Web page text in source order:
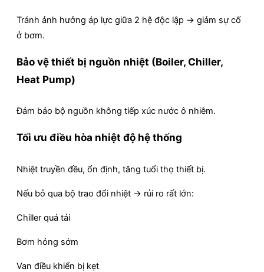
Tránh ảnh hưởng áp lực giữa 2 hệ độc lập → giảm sự cố
ở bơm.
Bảo vệ thiết bị nguồn nhiệt (Boiler, Chiller,
Heat Pump)
Đảm bảo bộ nguồn không tiếp xúc nước ô nhiễm.
Tối ưu điều hòa nhiệt độ hệ thống
Nhiệt truyền đều, ổn định, tăng tuổi thọ thiết bị.
Nếu bỏ qua bộ trao đổi nhiệt → rủi ro rất lớn:
Chiller quá tải
Bơm hỏng sớm
Van điều khiển bị kẹt